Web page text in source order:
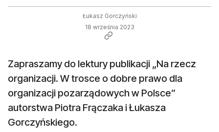
Łukasz Gorczyński
18 września 2023
Zapraszamy do lektury publikacji „Na rzecz
organizacji. W trosce o dobre prawo dla
organizacji pozarządowych w Polsce”
autorstwa Piotra Frączaka i Łukasza
Gorczyńskiego.